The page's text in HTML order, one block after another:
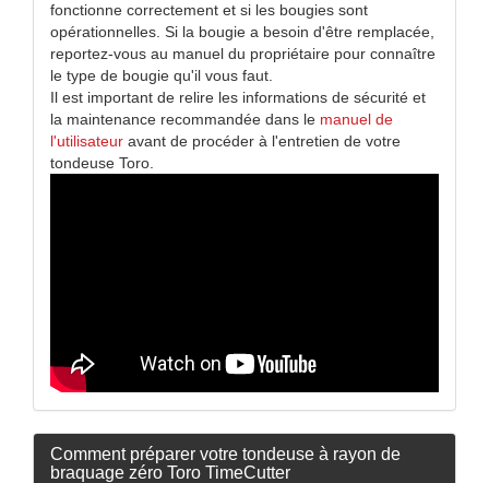
fonctionne correctement et si les bougies sont
opérationnelles. Si la bougie a besoin d'être remplacée,
reportez-vous au manuel du propriétaire pour connaître
le type de bougie qu'il vous faut.
Il est important de relire les informations de sécurité et
la maintenance recommandée dans le manuel de
l'utilisateur avant de procéder à l'entretien de votre
tondeuse Toro.
Comment préparer votre tondeuse à rayon de
braquage zéro Toro TimeCutter